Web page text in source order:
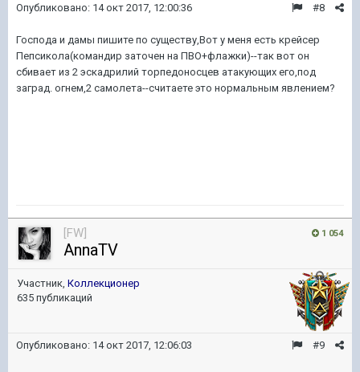
#8
Опубликовано: 14 окт 2017, 12:00:36
Господа и дамы пишите по существу,Вот у меня есть крейсер
Пепсикола(командир заточен на ПВО+флажки)--так вот он
сбивает из 2 эскадрилий торпедоносцев атакующих его,под
заград. огнем,2 самолета--считаете это нормальным явлением?
1 054
[FW]
AnnaTV
Участник, Коллекционер
635 публикаций
#9
Опубликовано: 14 окт 2017, 12:06:03